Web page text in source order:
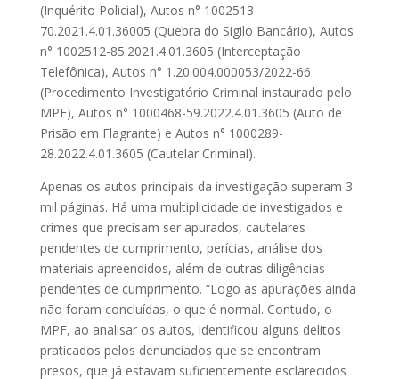
(Inquérito Policial), Autos n° 1002513-
70.2021.4.01.36005 (Quebra do Sigilo Bancário), Autos
n° 1002512-85.2021.4.01.3605 (Interceptação
Telefônica), Autos n° 1.20.004.000053/2022-66
(Procedimento Investigatório Criminal instaurado pelo
MPF), Autos n° 1000468-59.2022.4.01.3605 (Auto de
Prisão em Flagrante) e Autos n° 1000289-
28.2022.4.01.3605 (Cautelar Criminal).
Apenas os autos principais da investigação superam 3
mil páginas. Há uma multiplicidade de investigados e
crimes que precisam ser apurados, cautelares
pendentes de cumprimento, perícias, análise dos
materiais apreendidos, além de outras diligências
pendentes de cumprimento. “Logo as apurações ainda
não foram concluídas, o que é normal. Contudo, o
MPF, ao analisar os autos, identificou alguns delitos
praticados pelos denunciados que se encontram
presos, que já estavam suficientemente esclarecidos